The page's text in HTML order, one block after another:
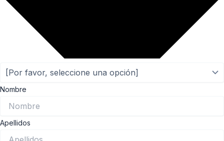
Nombre
Apellidos